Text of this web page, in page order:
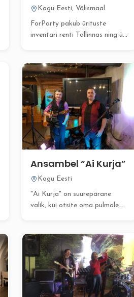
Kogu Eesti, Välismaal
ForParty pakub ürituste
inventari renti Tallinnas ning üle
Ansambel “Ai Kurja”
Kogu Eesti
"Ai Kurja" on suurepärane
valik, kui otsite oma pulmale